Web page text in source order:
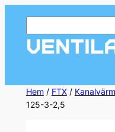
innehåll
Hem/ FTX/
125-3-2,5